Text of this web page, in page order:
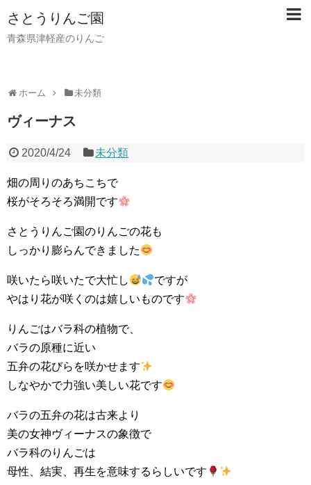
さとうりんご園
青森県津軽産のりんご
ホーム 未分類
ヴィーナス
2020/4/24 未分類
畑の周りのあちこちで
桜がそろそろ満開です
さとうりんご園のりんごの花も
しっかり膨らんできました
咲いたら咲いたで大忙し
ですが
やはり花が咲くのは嬉しいものです
りんごはバラ科の植物で、
バラの原種に近い
五弁の花びらを咲かせます
しなやかで力強い美しい花です
バラの五弁の花は古来より
美の女神ヴィーナスの象徴で
バラ科のりんごは
母性、結実、再生を意味するらしいです